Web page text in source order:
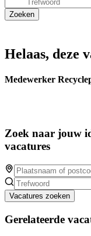
Helaas, deze
Medewerker
Zoek naar jouw
vacatures
Vacatures zoeken
Gerelateerde